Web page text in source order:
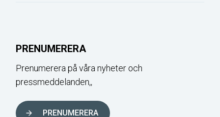
PRENUMERERA
Prenumerera på våra nyheter och
pressmeddelanden,,
PRENUMERERA